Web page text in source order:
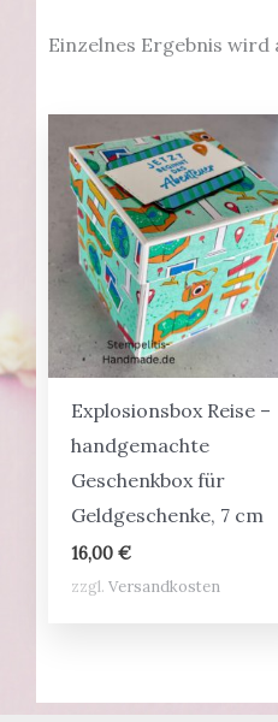
Einzelnes Ergebnis wird
Explosionsbox Reise –
handgemachte
Geschenkbox für
Geldgeschenke, 7 cm
16,00€
zzgl.Versandkosten